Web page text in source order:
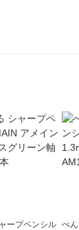
ープペンシル ぺ